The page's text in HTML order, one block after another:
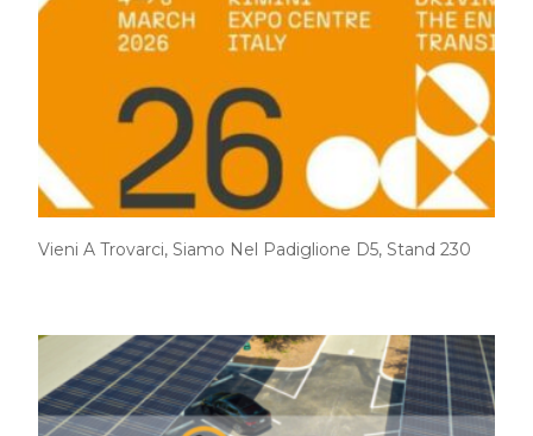
Vieni A Trovarci, Siamo Nel Padiglione D5, Stand 230